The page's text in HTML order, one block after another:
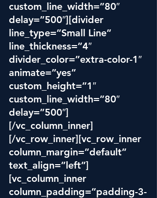
custom_line_width=”80″
delay=”500″][divider
line_type=”Small Line”
line_thickness=”4″
divider_color=”extra-color-1″
animate=”yes”
custom_height=”1″
custom_line_width=”80″
delay=”500″]
[/vc_column_inner]
[/vc_row_inner][vc_row_inner
column_margin=”default”
text_align=”left”]
[vc_column_inner
column_padding=”padding-3-